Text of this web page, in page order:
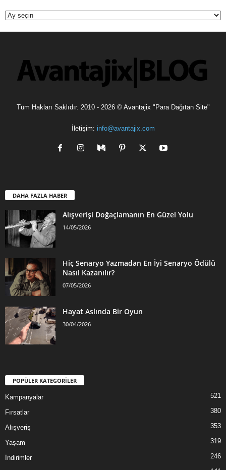
Tüm Hakları Saklıdır. 2010 - 2026 © Avantajix "Para Dağıtan Site"
İletişim: info@avantajix.com
DAHA FAZLA HABER
Alışverişi Doğaçlamanın En Güzel Yolu
14/05/2026
Hiç Senaryo Yazmadan En İyi Senaryo Ödülü
Nasıl Kazanılır?
07/05/2026
Hayat Aslında Bir Oyun
30/04/2026
POPÜLER KATEGORİLER
Kampanyalar 521
Fırsatlar 380
Alışveriş 353
Yaşam 319
İndirimler 246